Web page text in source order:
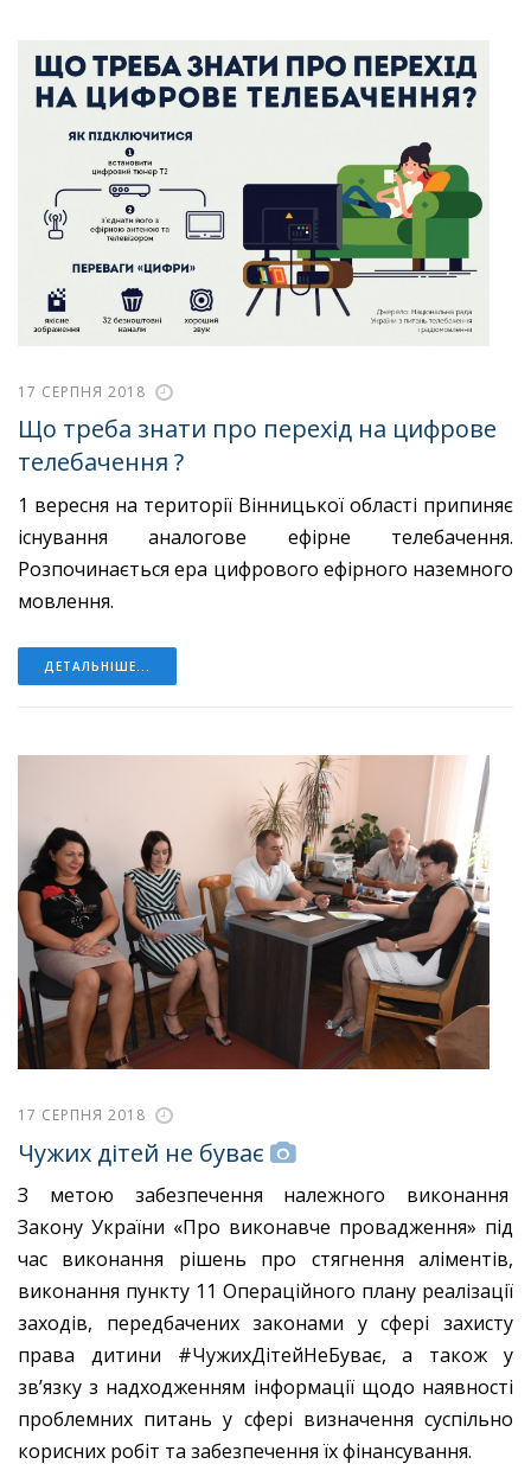
17 СЕРПНЯ 2018
Що треба знати про перехід на цифрове
телебачення ?
1 вересня на території Вінницької області припиняє
існування аналогове ефірне телебачення.
Розпочинається ера цифрового ефірного наземного
мовлення.
ДЕТАЛЬНІШЕ...
17 СЕРПНЯ 2018
Чужих дітей не буває
З метою забезпечення належного виконання
Закону України «Про виконавче провадження» під
час виконання рішень про стягнення аліментів,
виконання пункту 11 Операційного плану реалізації
заходів, передбачених законами у сфері захисту
права дитини #ЧужихДітейНеБуває, а також у
зв’язку з надходженням інформації щодо наявності
проблемних питань у сфері визначення суспільно
корисних робіт та забезпечення їх фінансування.